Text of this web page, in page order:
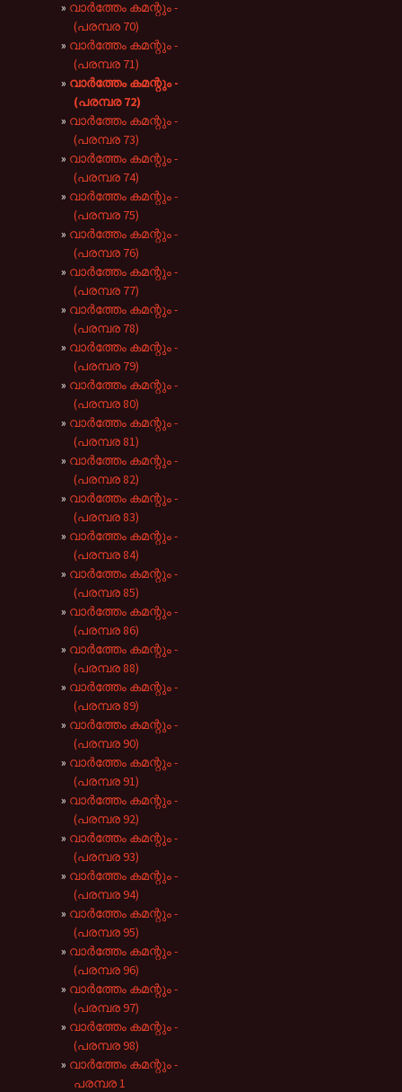
വാർത്തേം കമന്റും -
(പരമ്പര 70)
വാർത്തേം കമന്റും -
(പരമ്പര 71)
വാർത്തേം കമന്റും -
(പരമ്പര 72)
വാർത്തേം കമന്റും -
(പരമ്പര 73)
വാർത്തേം കമന്റും -
(പരമ്പര 74)
വാർത്തേം കമന്റും -
(പരമ്പര 75)
വാർത്തേം കമന്റും -
(പരമ്പര 76)
വാർത്തേം കമന്റും -
(പരമ്പര 77)
വാർത്തേം കമന്റും -
(പരമ്പര 78)
വാർത്തേം കമന്റും -
(പരമ്പര 79)
വാർത്തേം കമന്റും -
(പരമ്പര 80)
വാർത്തേം കമന്റും -
(പരമ്പര 81)
വാർത്തേം കമന്റും -
(പരമ്പര 82)
വാർത്തേം കമന്റും -
(പരമ്പര 83)
വാർത്തേം കമന്റും -
(പരമ്പര 84)
വാർത്തേം കമന്റും -
(പരമ്പര 85)
വാർത്തേം കമന്റും -
(പരമ്പര 86)
വാർത്തേം കമന്റും -
(പരമ്പര 88)
വാർത്തേം കമന്റും -
(പരമ്പര 89)
വാർത്തേം കമന്റും -
(പരമ്പര 90)
വാർത്തേം കമന്റും -
(പരമ്പര 91)
വാർത്തേം കമന്റും -
(പരമ്പര 92)
വാർത്തേം കമന്റും -
(പരമ്പര 93)
വാർത്തേം കമന്റും -
(പരമ്പര 94)
വാർത്തേം കമന്റും -
(പരമ്പര 95)
വാർത്തേം കമന്റും -
(പരമ്പര 96)
വാർത്തേം കമന്റും -
(പരമ്പര 97)
വാർത്തേം കമന്റും -
(പരമ്പര 98)
വാർത്തേം കമന്റും -
പരമ്പര 1